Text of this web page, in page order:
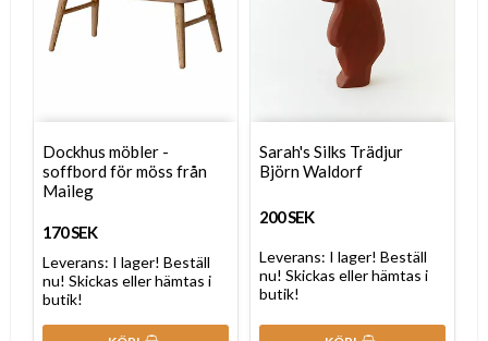
Dockhus möbler -
soffbord för möss från
Maileg
170 SEK
Leverans: I lager! Beställ
nu! Skickas eller hämtas i
butik!
Sarah's Silks Trädjur
Björn Waldorf
200 SEK
Leverans: I lager! Beställ
nu! Skickas eller hämtas i
butik!